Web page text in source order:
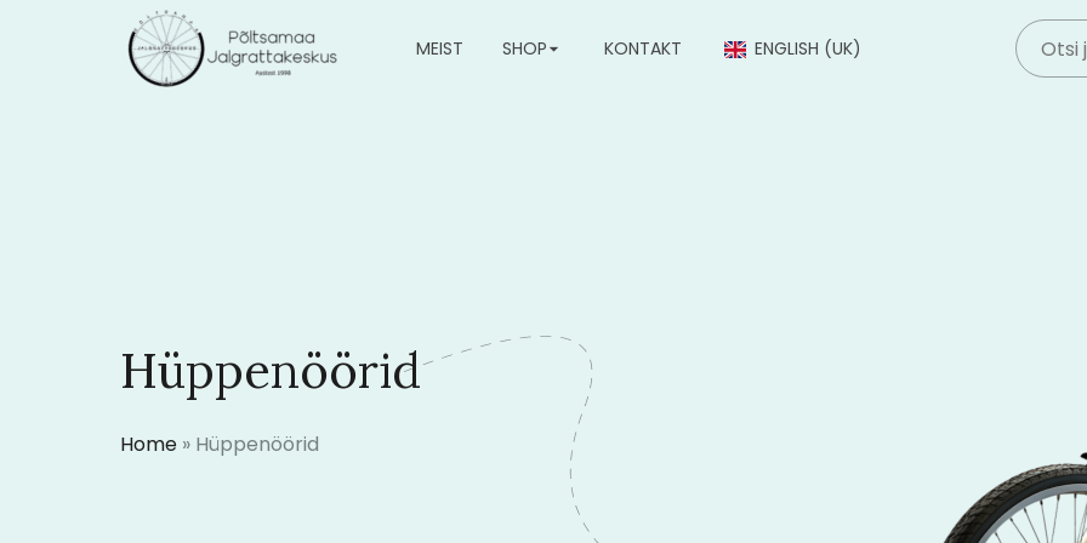
MEIST SHOP KONTAKT ENGLISH (UK)
Hüppenöörid
Home » Hüppenöörid